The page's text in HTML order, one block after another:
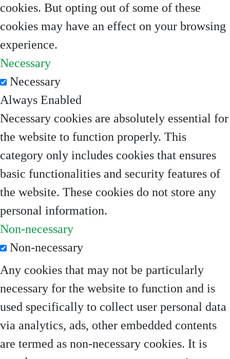
cookies. But opting out of some of these
cookies may have an effect on your browsing
experience.
Necessary
Necessary
Always Enabled
Necessary cookies are absolutely essential for
the website to function properly. This
category only includes cookies that ensures
basic functionalities and security features of
the website. These cookies do not store any
personal information.
Non-necessary
Non-necessary
Any cookies that may not be particularly
necessary for the website to function and is
used specifically to collect user personal data
via analytics, ads, other embedded contents
are termed as non-necessary cookies. It is